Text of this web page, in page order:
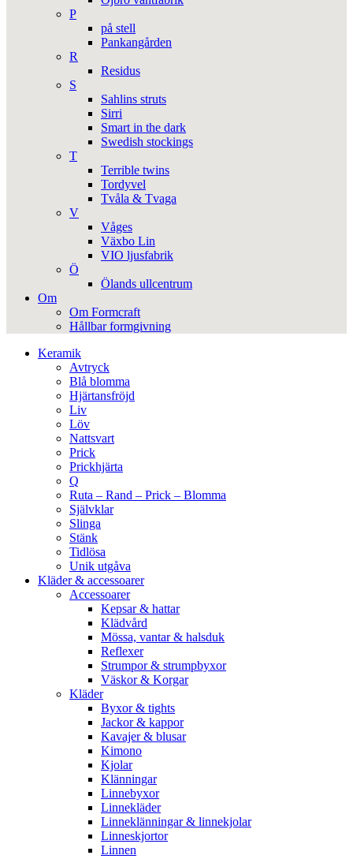
P
på stell
Pankangården
R
Residus
S
Sahlins struts
Sirri
Smart in the dark
Swedish stockings
T
Terrible twins
Tordyvel
Tvåla & Tvaga
V
Våges
Växbo Lin
VIO ljusfabrik
Ö
Ölands ullcentrum
Om
Om Formcraft
Hållbar formgivning
Keramik
Avtryck
Blå blomma
Hjärtansfröjd
Liv
Löv
Nattsvart
Prick
Prickhjärta
Q
Ruta – Rand – Prick – Blomma
Självklar
Slinga
Stänk
Tidlösa
Unik utgåva
Kläder & accessoarer
Accessoarer
Kepsar & hattar
Klädvård
Mössa, vantar & halsduk
Reflexer
Strumpor & strumpbyxor
Väskor & Korgar
Kläder
Byxor & tights
Jackor & kappor
Kavajer & blusar
Kimono
Kjolar
Klänningar
Linnebyxor
Linnekläder
Linneklänningar & linnekjolar
Linneskjortor
Linnen